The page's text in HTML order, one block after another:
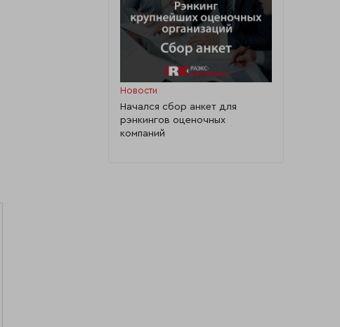
Новости
Начался сбор анкет для
рэнкингов оценочных
компаний